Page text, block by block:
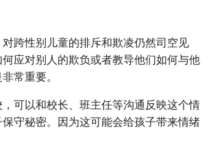
跨性别儿童的排斥和欺凌仍然司空见
应对别人的欺负或者教导他们如何与他
常重要。
可以和校长、班主任等沟通反映这个情
守秘密。因为这可能会给孩子带来情绪